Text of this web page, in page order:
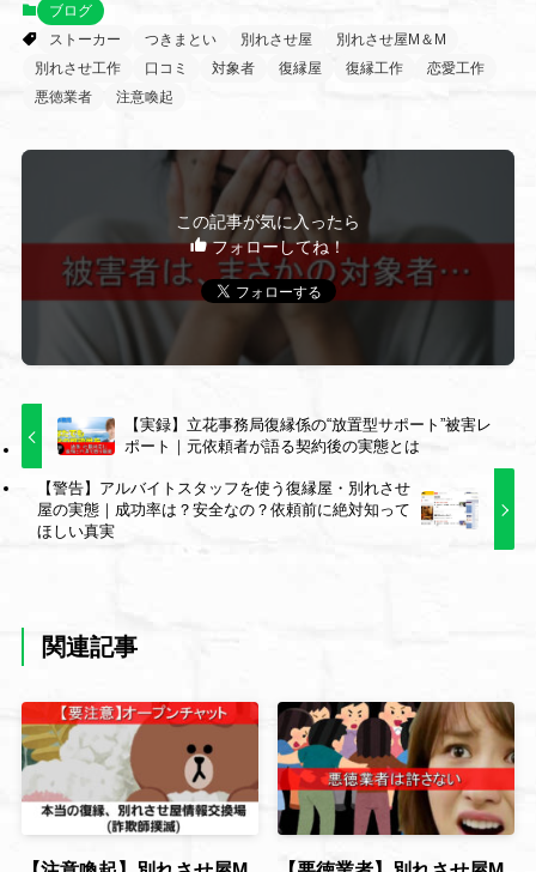
ブログ
ストーカー
つきまとい 別れさせ屋
別れさせ屋M＆M
別れさせ工作
口コミ 対象者 復縁屋 復縁工作
恋愛工作
悪徳業者
注意喚起
この記事が気に入ったら
フォローしてね！
【実録】立花事務局復縁係の“放置型サポート”被害レ
ポート｜元依頼者が語る契約後の実態とは
【警告】アルバイトスタッフを使う復縁屋・別れさせ
屋の実態｜成功率は？安全なの？依頼前に絶対知って
ほしい真実
関連記事